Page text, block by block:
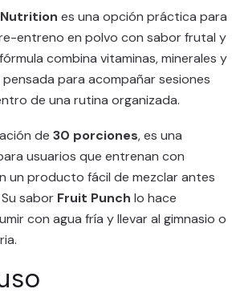
Nutrition es una opción práctica para
entreno en polvo con sabor frutal y
combina vitaminas, minerales y
para acompañar sesiones
de una rutina organizada.
de 30 porciones, es una
usuarios que entrenan con
un producto fácil de mezclar antes
sabor Fruit Punch lo hace
con agua fría y llevar al gimnasio o